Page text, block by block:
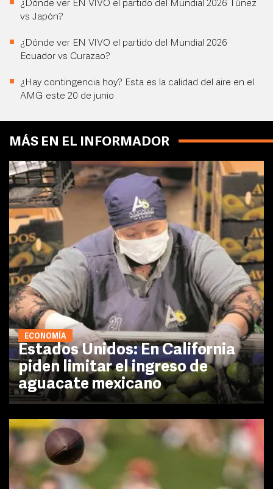
¿Dónde ver EN VIVO el partido del Mundial 2026 Túnez
vs Japón?
¿Dónde ver EN VIVO el partido del Mundial 2026
Ecuador vs Curazao?
¿Hay contingencia hoy? Esta es la calidad del aire en el
AMG este 20 de junio
MÁS EN EL INFORMADOR
ECONOMÍA
Estados Unidos: En California
piden limitar el ingreso de
aguacate mexicano